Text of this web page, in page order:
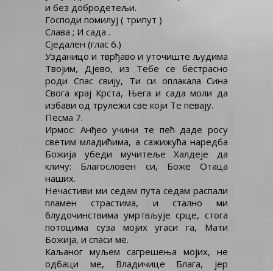
и без добродетељи.
Господи помилуј ( трипут )
Слава ; И сада .
Сједален (глас 6.)
Узданицо и тврђаво и уточиште људима
Твојим, Дјево, из Тебе се бестрасно
роди Спас свију, Ти си оплакала Сина
Свога крај Крста, Њега и сада моли да
избави од трулежи све који Те певају.
Песма 7.
Ирмос: Анђео учини те пећ даде росу
светим младићима, а сажижућа наредба
Божија убеди мучитеље Халдеје да
кличу: Благословен си, Боже Отаца
наших.
Нечастиви ми седам пута седам распали
пламен страстима, и стално ми
блудочинствима умртвљује срце, стога
потоцима суза мојих угаси га, Мати
Божија, и спаси ме.
Каљаног муљем сагрешења мојих, не
одбаци ме, Владичице Блага, јер